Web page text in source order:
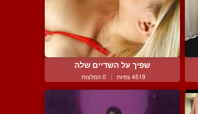
שפיך על השדיים שלה
4519 צפיות | 0 המלצות